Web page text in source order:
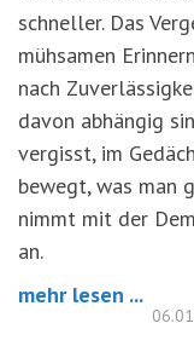
schneller. Das
mühsamen
nach
davon abhängig
vergisst, im
bewegt, was man
nimmt mit der
an.
mehr lesen ...